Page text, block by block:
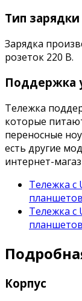
Тип зарядки
Зарядка
розеток 220 В.
Поддержка
Тележка
которые
переносные
есть другие
интернет-
Тележка с
планшетов
Тележка с
планшетов
Корпус